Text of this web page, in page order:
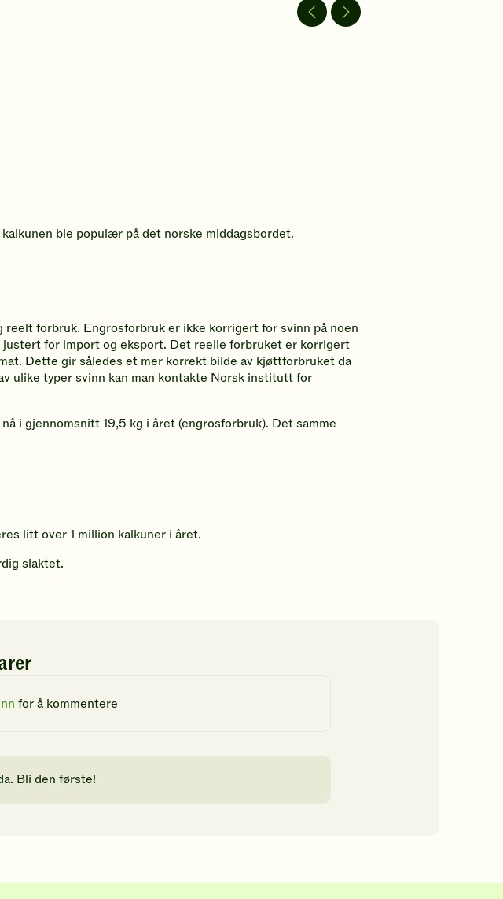
video
ble populær på det norske middagsbordet.
forbruk. Engrosforbruk er ikke korrigert for svinn på noen
for import og eksport. Det reelle forbruket er korrigert
Dette gir således et mer korrekt bilde av kjøttforbruket da
ulike typer svinn kan man kontakte Norsk institutt for
i gjennomsnitt 19,5 kg i året (engrosforbruk). Det samme
litt over 1 million kalkuner i året.
slaktet.
for å kommentere
Bli den første!